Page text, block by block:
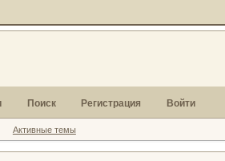
Поиск Регистрация Войти
Активные темы